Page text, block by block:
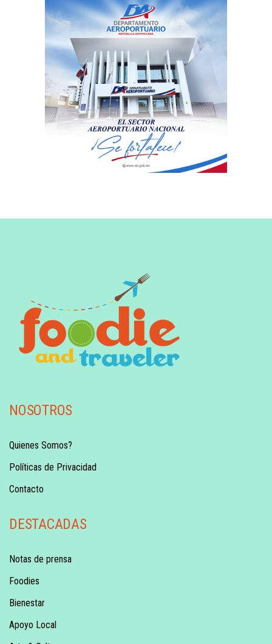
NOSOTROS
Quienes Somos?
Políticas de Privacidad
Contacto
DESTACADAS
Notas de prensa
Foodies
Bienestar
Apoyo Local